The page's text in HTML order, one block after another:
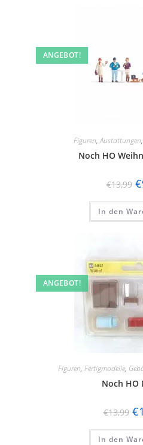
ANGEBOT!
Figuren,Austattungen,
Noch HO
€13,99 €
In den
ANGEBOT!
Figuren, Fertigmodelle,
Noch HO
€13,99 €
In den